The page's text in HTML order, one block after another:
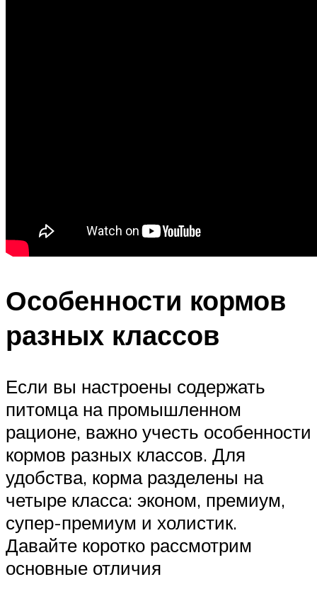
Особенности кормов
разных классов
Если вы настроены содержать
питомца на промышленном
рационе, важно учесть особенности
кормов разных классов. Для
удобства, корма разделены на
четыре класса: эконом, премиум,
супер-премиум и холистик.
Давайте коротко рассмотрим
основные отличия